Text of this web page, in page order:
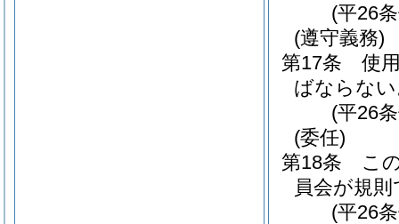
(平26
(遵守義務)
第17条
使
ばならな
(平26
(委任)
第18条
こ
員会が規
(平26